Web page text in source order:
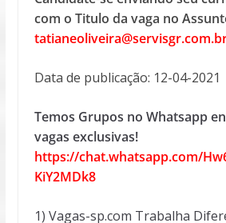
com o Titulo da vaga no
Data de publicação: 12-04-2021
Temos Grupos no Whatsapp
vagas exclusivas!
https://chat.whatsapp.com/
KiY2MDk8
1) Vagas-sp.com Trabalha